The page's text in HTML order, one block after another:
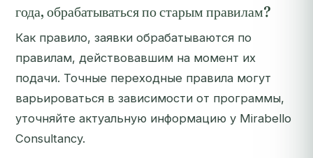
года, обрабатываться по старым правилам?
Как правило, заявки обрабатываются по
правилам, действовавшим на момент их
подачи. Точные переходные правила могут
варьироваться в зависимости от программы,
уточняйте актуальную информацию у Mirabello
Consultancy.